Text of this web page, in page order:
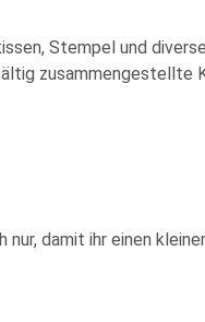
Stempel und
zusammengestellte
damit ihr einen